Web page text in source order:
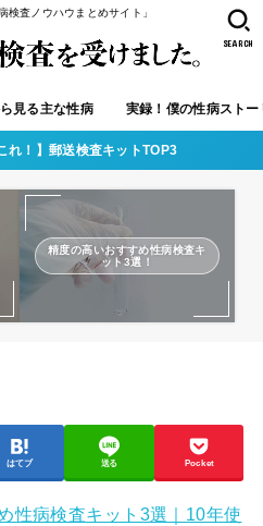
検査ノウハウまとめサイト」
見る主な性病 実録！僕の性病ストー
SEARCH
れ！】郵送検査キットTOP3
精度の高いおすすめ性病検査キ
ット3選！
はてブ 送る Pocket
性病検査キット3選｜10年使